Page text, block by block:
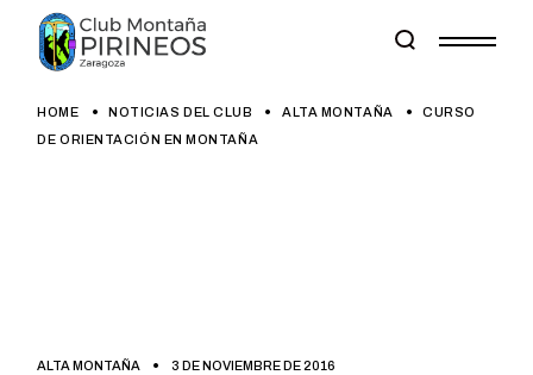
content
HOME NOTICIAS DEL CLUB ALTA MONTAÑA
CURSO
DE ORIENTACIÓN EN MONTAÑA
ALTA MONTAÑA 3 DE NOVIEMBRE DE 2016